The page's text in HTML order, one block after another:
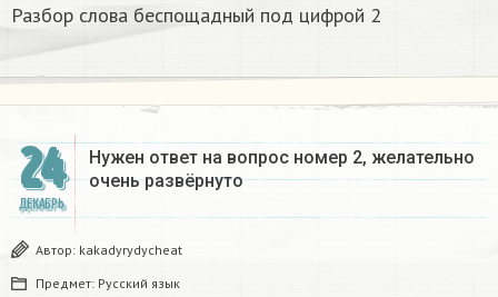
Разбор слова беспощадный под цифрой 2
24
ДЕКАБРЬ
Нужен ответ на вопрос номер 2, желательно
очень развёрнуто
Автор: kakadyrydycheat
Предмет: Русский язык